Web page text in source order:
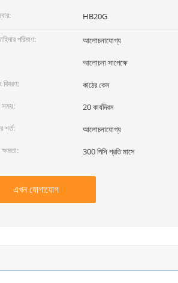
HB20G
পরিমাণ:
আলোচনাযোগ্য
আলোচনা সাপেক্ষে
বিবরণ:
কাঠের কেস
সময়:
20 কার্যদিবস
শর্ত:
আলোচনাযোগ্য
300 পিসি প্রতি মাসে
এখন যোগাযোগ